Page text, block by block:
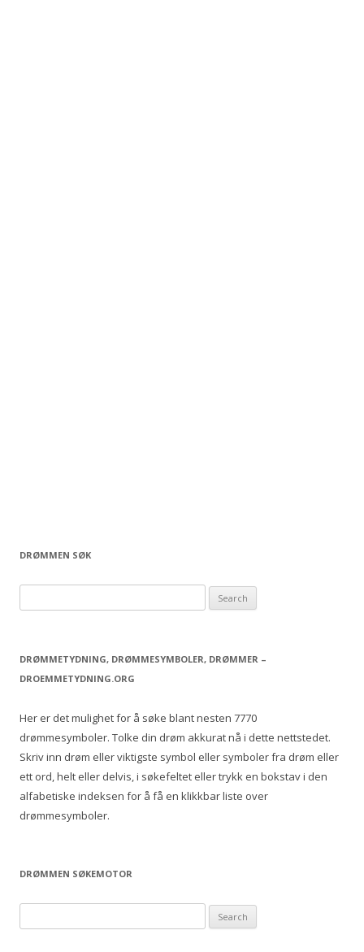
DRØMMEN SØK
e
r
c
f
o
r
DRØMMETYDNING, DRØMMESYMBOLER, DRØMMER –
DROEMMETYDNING.ORG
Her er det mulighet for å søke blant nesten 7770
drømmesymboler. Tolke din drøm akkurat nå i dette nettstedet.
Skriv inn drøm eller viktigste symbol eller symboler fra drøm eller
ett ord, helt eller delvis, i søkefeltet eller trykk en bokstav i den
alfabetiske indeksen for å få en klikkbar liste over
drømmesymboler.
DRØMMEN SØKEMOTOR
e